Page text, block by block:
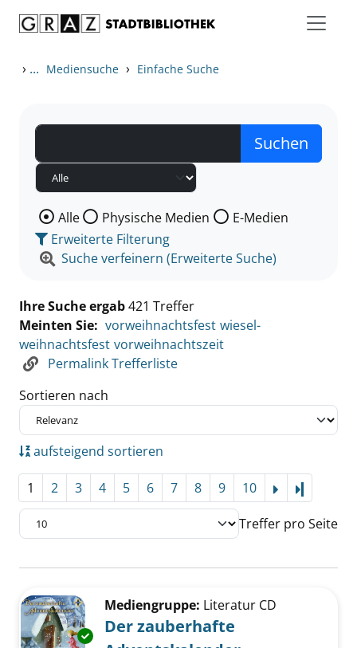
› ... Mediensuche › Einfache Suche
Wählen Sie die Medienart nach der Sie suchen wollen.
Alle Physische Medien
E-Medien
Erweiterte Filterung
Suche verfeinern (Erweiterte Suche)
Ihre Suche ergab421 Treffer
Meinten Sie: vorweihnachtsfest wiesel-
weihnachtsfest vorweihnachtszeit
Permalink Trefferliste
Sortieren nach
aufsteigend sortieren
1 2 3 4 5 6 7 8 9 10
Treffer pro Seite
Zu den Suchfiltern springen
Exemplar-Details von Der zauberhafte
Mediengruppe: Literatur CD
Der zauberhafte